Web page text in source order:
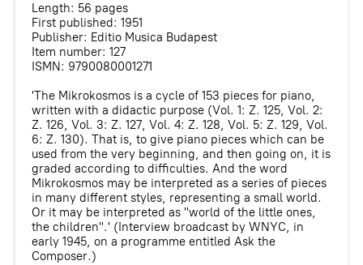
Length: 56 pages
First published: 1951
Publisher: Editio Musica Budapest
Item number: 127
ISMN: 9790080001271
'The Mikrokosmos is a cycle of 153 pieces for piano,
written with a didactic purpose (Vol. 1: Z. 125, Vol. 2:
Z. 126, Vol. 3: Z. 127, Vol. 4: Z. 128, Vol. 5: Z. 129, Vol.
6: Z. 130). That is, to give piano pieces which can be
used from the very beginning, and then going on, it is
graded according to difficulties. And the word
Mikrokosmos may be interpreted as a series of pieces
in many different styles, representing a small world.
Or it may be interpreted as "world of the little ones,
the children".' (Interview broadcast by WNYC, in
early 1945, on a programme entitled Ask the
Composer.)